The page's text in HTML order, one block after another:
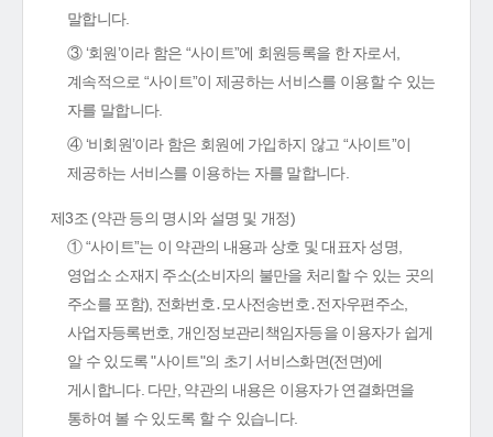
말합니다.
③ ‘회원’이라 함은 “사이트”에 회원등록을 한 자로서,
계속적으로 “사이트”이 제공하는 서비스를 이용할 수 있는
자를 말합니다.
④ ‘비회원’이라 함은 회원에 가입하지 않고 “사이트”이
제공하는 서비스를 이용하는 자를 말합니다.
제3조 (약관 등의 명시와 설명 및 개정)
① “사이트”는 이 약관의 내용과 상호 및 대표자 성명,
영업소 소재지 주소(소비자의 불만을 처리할 수 있는 곳의
주소를 포함), 전화번호․모사전송번호․전자우편주소,
사업자등록번호, 개인정보관리책임자등을 이용자가 쉽게
알 수 있도록 "사이트"의 초기 서비스화면(전면)에
게시합니다. 다만, 약관의 내용은 이용자가 연결화면을
통하여 볼 수 있도록 할 수 있습니다.